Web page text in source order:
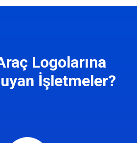
Logolarına
İşletmeler?